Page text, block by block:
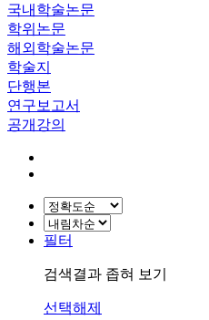
국내학술논문
학위논문
해외학술논문
학술지
단행본
연구보고서
공개강의
필터
검색결과 좁혀 보기
선택해제